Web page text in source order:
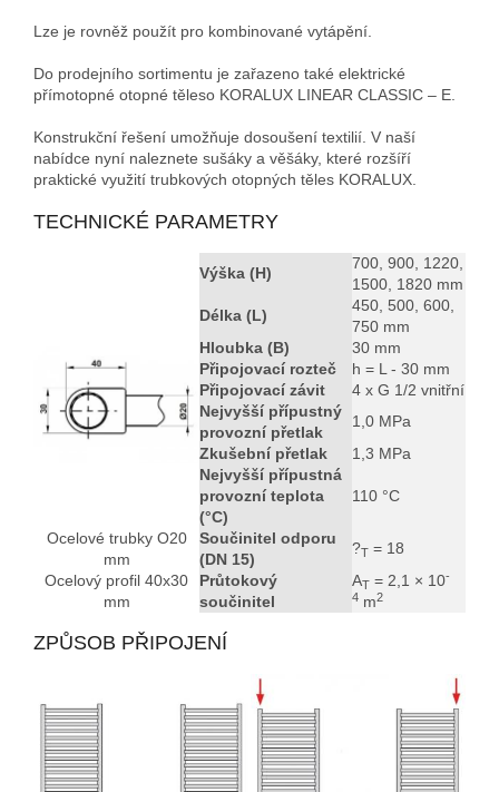
Lze je rovněž použít pro kombinované vytápění.
Do prodejního sortimentu je zařazeno také elektrické
přímotopné otopné těleso KORALUX LINEAR CLASSIC – E.
Konstrukční řešení umožňuje dosoušení textilií. V naší
nabídce nyní naleznete sušáky a věšáky, které rozšíří
praktické využití trubkových otopných těles KORALUX.
TECHNICKÉ PARAMETRY
Výška (H)
700, 900, 1220,
1500, 1820 mm
Délka (L)
450, 500, 600,
750 mm
Hloubka (B)
30 mm
Připojovací rozteč
h = L - 30 mm
Připojovací závit
4 x G 1/2 vnitřní
Nejvyšší přípustný
provozní přetlak
1,0 MPa
Zkušební přetlak
1,3 MPa
Nejvyšší přípustná
provozní teplota
(°C)
110 °C
Ocelové trubky O20
mm
Součinitel odporu
(DN 15)
?T = 18
Ocelový profil 40x30
mm
Průtokový
součinitel
AT = 2,1 × 10-
4 m2
ZPŮSOB PŘIPOJENÍ